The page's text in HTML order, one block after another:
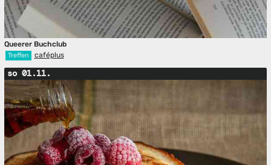
Queerer Buchclub
Treffen caféplus
so 01.11.